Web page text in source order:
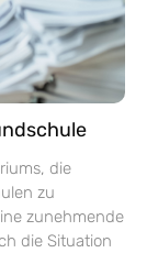
die
zu
zunehmende
die Situation